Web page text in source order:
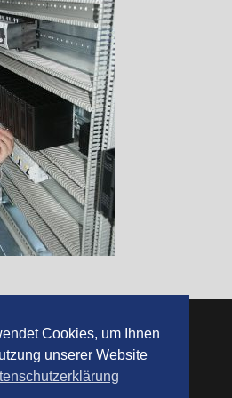
Cookies, um Ihnen
unserer Website